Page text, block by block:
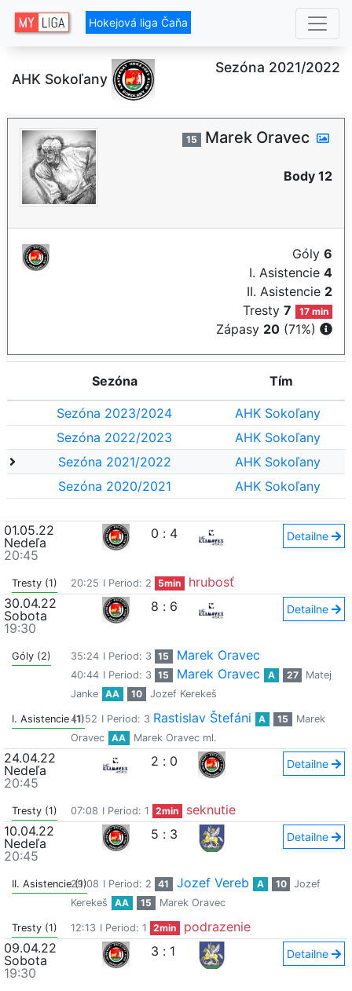
Hokejová liga Čaňa
AHK Sokoľany
Sezóna 2021/2022
15 Marek Oravec
Body 12
Góly 6
I. Asistencie 4
II. Asistencie 2
Tresty7 17 min
Zápasy 20 (71%)
Sezóna Tím
Sezóna 2023/2024
AHK Sokoľany
Sezóna 2022/2023
AHK Sokoľany
Sezóna 2021/2022
AHK Sokoľany
Sezóna 2020/2021
AHK Sokoľany
01.05.22
Nedeľa
20:45
0 : 4 Detailne
Tresty (1) 20:25 I Period: 2 5min
hrubosť
30.04.22
Sobota
19:30
8 : 6 Detailne
Góly (2) 35:24 I Period: 3 15 Marek Oravec
40:44 I Period: 3 15 Marek Oravec A 27
Matej
Janke
AA 10 Jozef Kerekeš
I. Asistencie (1)41:52 I Period: 3 Rastislav Štefáni A 15
Marek
Oravec
AA Marek Oravec ml.
24.04.22
Nedeľa
20:45
2 : 0 Detailne
Tresty (1) 07:08 I Period: 1 2min
seknutie
10.04.22
Nedeľa
20:45
5 : 3 Detailne
II. Asistencie (1)
29:08 I Period: 2 41 Jozef Vereb A 10
Jozef
Kerekeš
AA 15 Marek Oravec
Tresty (1) 12:13 I Period: 1 2min
podrazenie
09.04.22
Sobota
19:30
3 : 1 Detailne